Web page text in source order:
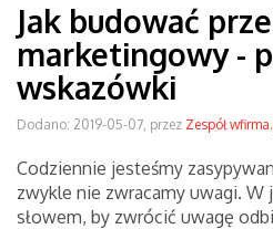
Jak budować
marketingowy -
wskazówki
Dodano: 2019-05-07, przez Zespół
Codziennie jesteśmy
zwykle nie zwracamy uwagi. W
słowem, by zwrócić uwagę